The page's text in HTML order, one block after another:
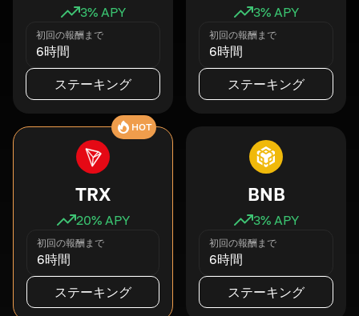
3% APY
初回の報酬まで
6時間
ステーキング
3% APY
初回の報酬まで
6時間
ステーキング
HOT
TRX
20% APY
初回の報酬まで
6時間
ステーキング
BNB
3% APY
初回の報酬まで
6時間
ステーキング